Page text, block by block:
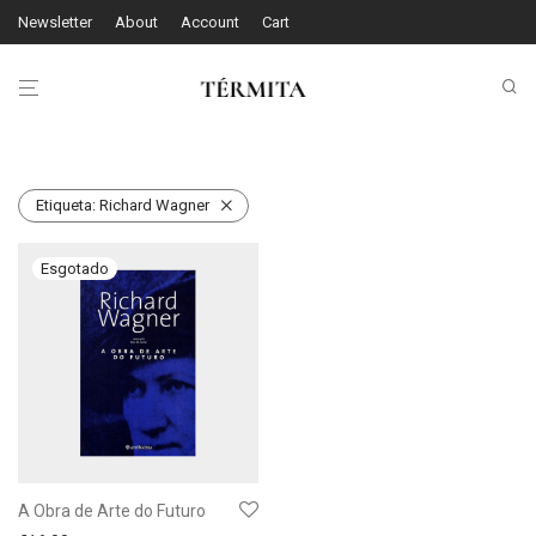
Newsletter About Account Cart
Etiqueta: Richard Wagner
A Obra de Arte do Futuro